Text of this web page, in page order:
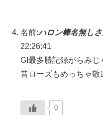
名前:ハロン棒名無し
22:26:41
GI最多勝記録がらみじ
昔ローズもめっちゃ敬
0